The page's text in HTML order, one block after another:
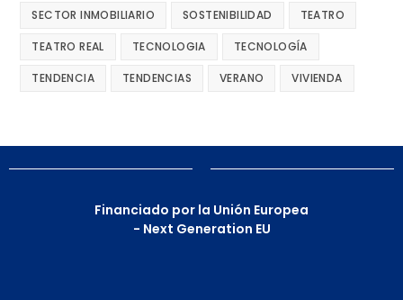
SECTOR INMOBILIARIO SOSTENIBILIDAD TEATRO
TEATRO REAL TECNOLOGIA TECNOLOGÍA
TENDENCIA TENDENCIAS VERANO VIVIENDA
Financiado por la Unión Europea
- Next Generation EU